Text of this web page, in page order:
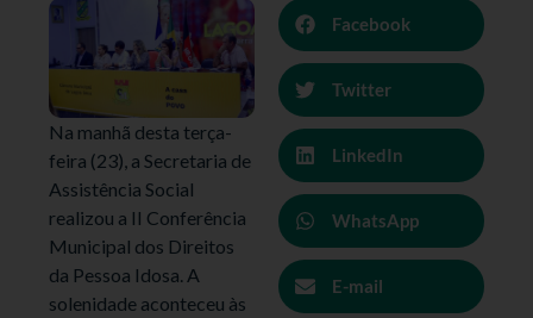
Na manhã desta terça-
feira (23), a Secretaria de
Assistência Social
realizou a II Conferência
Municipal dos Direitos
da Pessoa Idosa. A
solenidade aconteceu às
Facebook
Twitter
LinkedIn
WhatsApp
E-mail